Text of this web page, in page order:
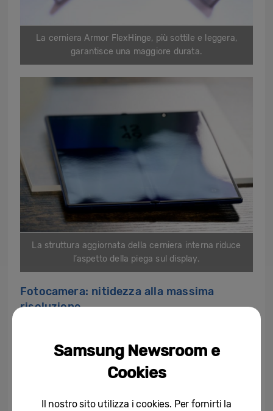
La cerniera Armor FlexHinge, più sottile e leggera,
garantisce una maggiore durata.
La struttura aggiornata della cerniera interna riduce
l’aspetto della piega sul display.
Fotocamera: nitidezza alla massima
risoluzione
integrare una fotocamera da 200
, capace di catturare dettagli
precedente sensore da 50 MP.In
Samsung Newsroom e
Cookies
Il nostro sito utilizza i cookies. Per fornirti la